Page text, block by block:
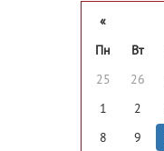
«
Пн
Вт
25
26
1
2
8
9